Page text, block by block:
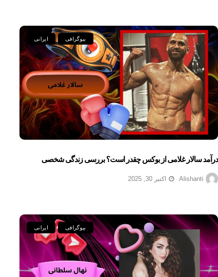
ایرانی بیوگرافی
درآمد سالار غلامی از بوکس چقدر است؟ بررسی زندگی شخصی
Alishanti اکتبر 30, 2025
ایرانی بیوگرافی